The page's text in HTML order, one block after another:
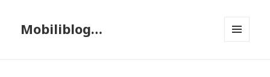
Mobiliblog…